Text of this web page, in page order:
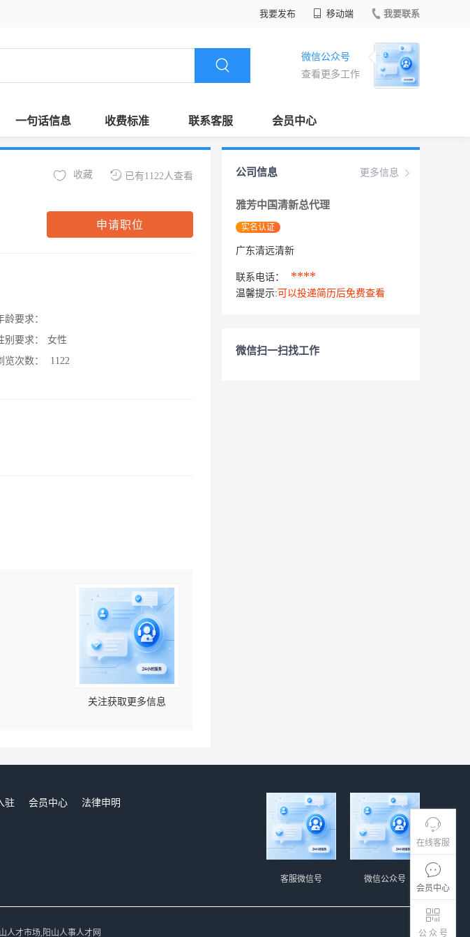
我要发布 移动端 我要联系
微信公众号
查看更多工作
一句话信息 收费标准 联系客服 会员中心
在线客服
会员中心
公 众 号
已有1122人查看
收藏
申请职位
龄要求：
别要求：
女性
览次数：
1122
关注获取更多信息
更多信息
公司信息
雅芳中国清新总代理
实名认证
广东清远清新
联系电话： ****
温馨提示: 可以投递简历后免费查看
微信扫一扫找工作
驻 会员中心
法律申明
微信公众号
客服微信号
人才市场,阳山人事人才网